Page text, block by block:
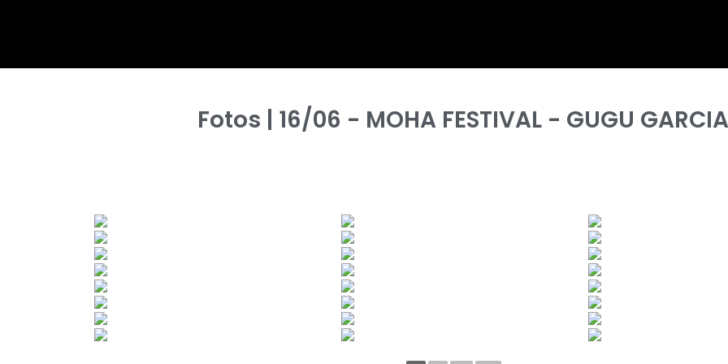
Fotos | 16/06 - MOHA FESTIVAL - GUGU GARCIA